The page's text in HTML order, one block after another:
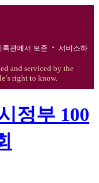
록관에서 보존 ‧ 서비스하
and serviced by the
right to know.
정부 100